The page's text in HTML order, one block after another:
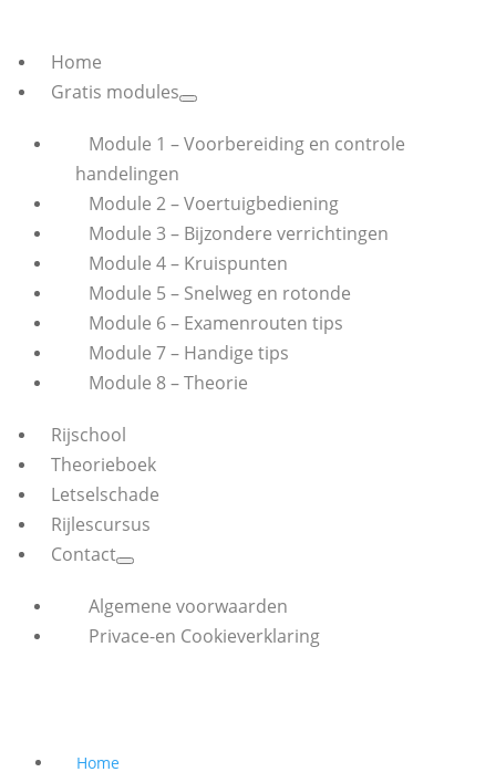
Home
Gratis modules
Module 1 – Voorbereiding en controle
handelingen
Module 2 – Voertuigbediening
Module 3 – Bijzondere verrichtingen
Module 4 – Kruispunten
Module 5 – Snelweg en rotonde
Module 6 – Examenrouten tips
Module 7 – Handige tips
Module 8 – Theorie
Rijschool
Theorieboek
Letselschade
Rijlescursus
Contact
Algemene voorwaarden
Privace-en Cookieverklaring
Home